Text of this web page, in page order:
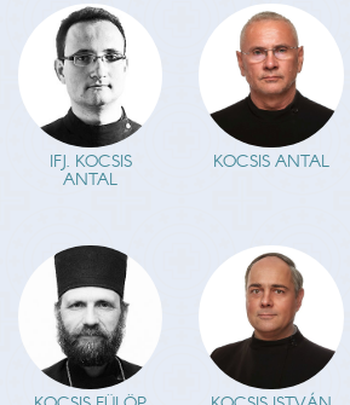
IFJ. KOCSIS
ANTAL
KOCSIS ANTAL